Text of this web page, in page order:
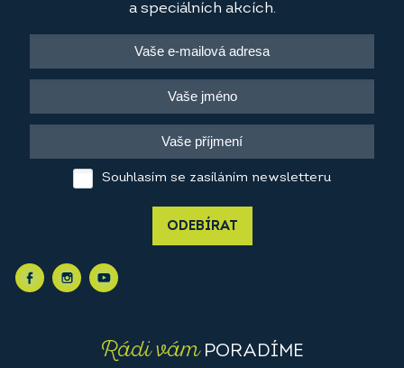
a speciálních akcích.
Souhlasím se zasíláním newsletteru
ODEBÍRAT
Rádi vámPORADÍME